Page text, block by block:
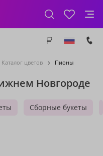
Каталог цветов Пионы
Новгороде
Сборные букеты